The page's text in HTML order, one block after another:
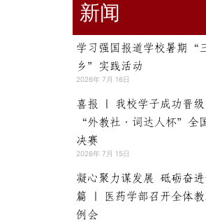
新闻
学习强国报道学校暑期“
乡”实践活动
2026年 7月 16日
喜报 | 我校学子成功晋级
“外教社·词达人杯”全
决赛
2026年 7月 15日
凝心聚力谋发展 砥砺奋进
篇 | 医药学部召开全体教
例会